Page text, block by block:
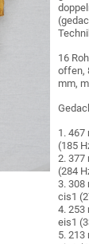
16
offen,
mm,
1. 467
(185
2. 377
(284
3. 308
cis1
4. 253
eis1
5. 213